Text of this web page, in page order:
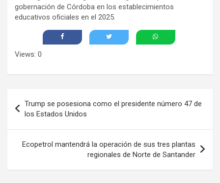
gobernación de Córdoba en los establecimientos
educativos oficiales en el 2025.
Views: 0
de
entradas
Trump se posesiona como el presidente número 47 de
los Estados Unidos
Ecopetrol mantendrá la operación de sus tres plantas
regionales de Norte de Santander